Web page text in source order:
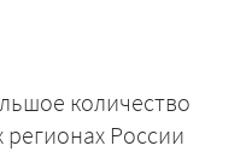
количество
регионах России